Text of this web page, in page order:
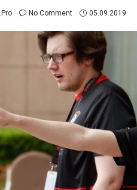
No Comment 05.09.2019